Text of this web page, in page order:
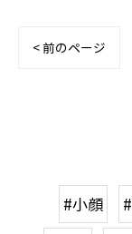
< 前のページ
#小顔